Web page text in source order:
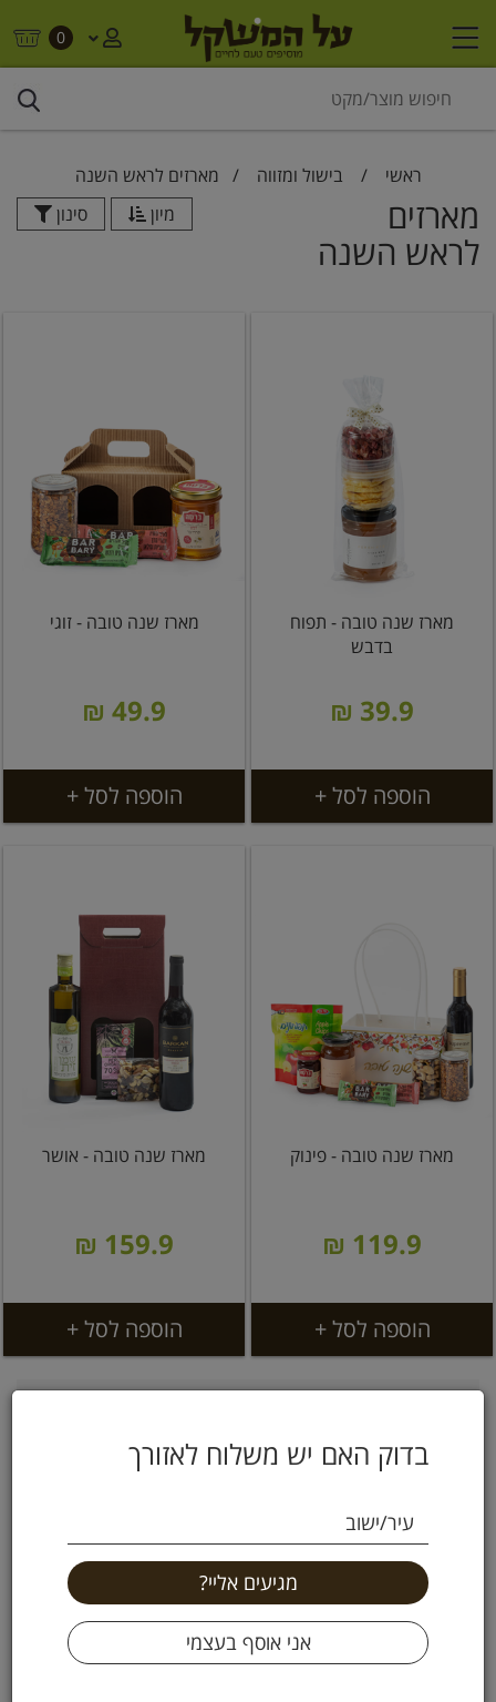
בדוק האם יש משלוח לאזורך
עיר/ישוב
0
ראשי / בישול ומזווה / מארזים לראש השנה
מארזים
לראש השנה
סינון מיון
מארז שנה טובה - תפוח
בדבש
39.9 ₪
הוספה לסל +
מארז שנה טובה - זוגי
49.9 ₪
הוספה לסל +
מארז שנה טובה - פינוק
119.9 ₪
הוספה לסל +
מארז שנה טובה - אושר
159.9 ₪
הוספה לסל +
רשת על המשקל, רשת חנויות מוצרי אפייה ובישול,
בריאות וטבע, מזמינה אתכם להוסיף עוד טעם לחיים.
אצלנו תוכלו למצוא מגוון עצום של מזון בריאות,
אורגני, ללא גלוטן, תבלינים, פיצוחים, פירות יבשים,
מוצרי אפייה ובישול, ויטמינים ותוספי תזונה. חשוב
לנו שתזכו לחווית קניה מיוחדת ואיכותית. החיבור בין